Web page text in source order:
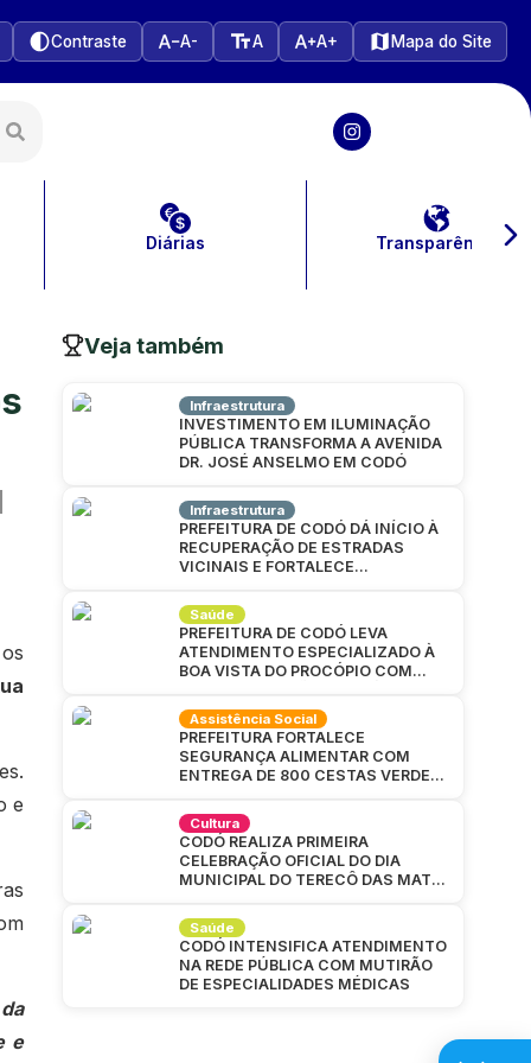
Contraste A- A A+ Mapa do Site
Diárias Transparência
e
e
Veja também
Infraestrutura
INVESTIMENTO EM ILUMINAÇÃO
PÚBLICA TRANSFORMA A AVENIDA
DR. JOSÉ ANSELMO EM CODÓ
Infraestrutura
PREFEITURA DE CODÓ DÁ INÍCIO À
RECUPERAÇÃO DE ESTRADAS
VICINAIS E FORTALECE
Saúde
PREFEITURA DE CODÓ LEVA
ATENDIMENTO ESPECIALIZADO À
BOA VISTA DO PROCÓPIO COM
Assistência Social
PREFEITURA FORTALECE
SEGURANÇA ALIMENTAR COM
ENTREGA DE 800 CESTAS VERDES
Cultura
CODÓ REALIZA PRIMEIRA
CELEBRAÇÃO OFICIAL DO DIA
MUNICIPAL DO TERECÔ DAS MATAS
Saúde
CODÓ INTENSIFICA ATENDIMENTO
NA REDE PÚBLICA COM MUTIRÃO
DE ESPECIALIDADES MÉDICAS